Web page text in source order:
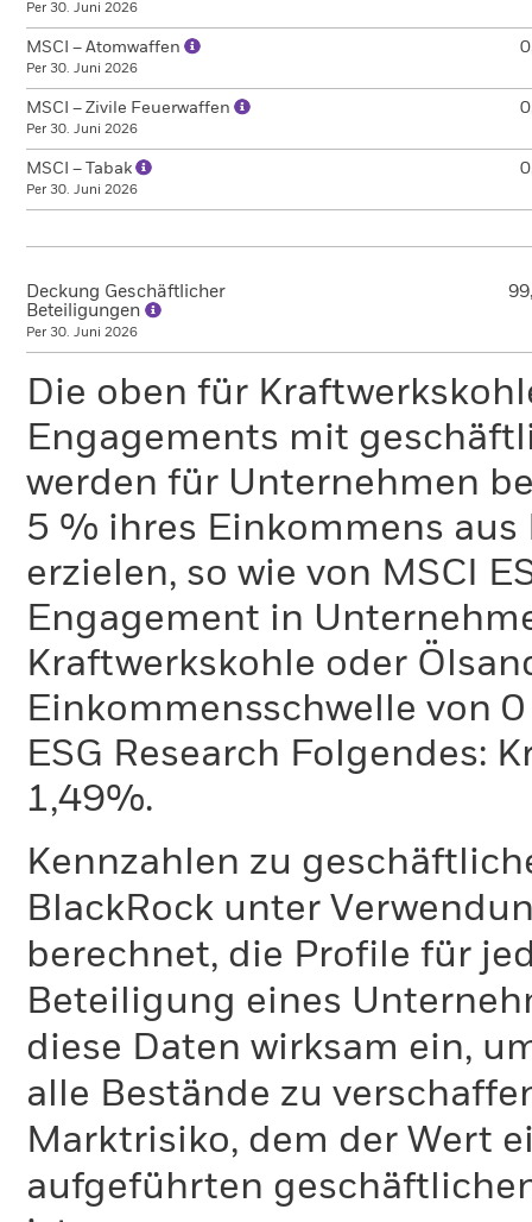
Per 30. Juni 2026
MSCI – Atomwaffen
Per 30. Juni 2026
MSCI – Zivile Feuerwaffen
Per 30. Juni 2026
MSCI – Tabak
Per 30. Juni 2026
Deckung Geschäftlicher
Beteiligungen
Per 30. Juni 2026
Die oben für
Engagements mit
werden für Unternehmen
5 % ihres Einkommens
erzielen, so wie von MSCI
Engagement in
Kraftwerkskohle oder
Einkommensschwelle von
ESG Research Folgendes:
1,49%.
Kennzahlen zu
BlackRock unter
berechnet, die Profile für
Beteiligung eines
diese Daten wirksam ein,
alle Bestände zu
Marktrisiko, dem der Wert
aufgeführten